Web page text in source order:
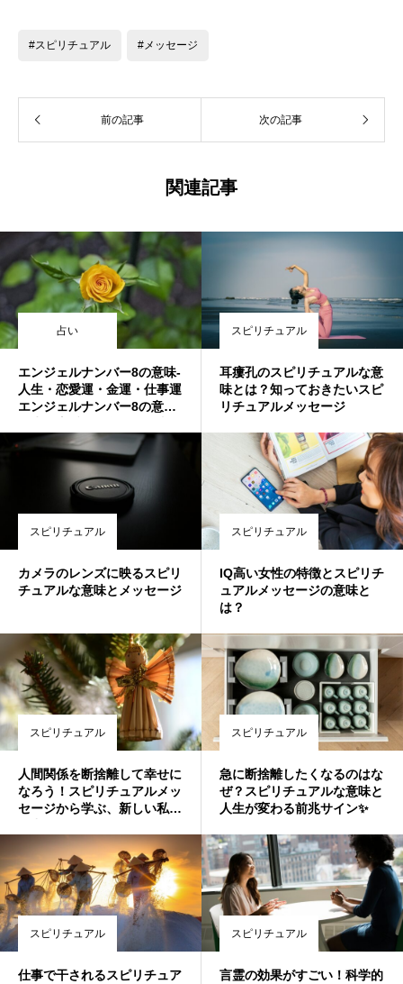
#スピリチュアル #メッセージ
前の記事 次の記事
関連記事
占い
エンジェルナンバー8の意味-
人生・恋愛運・金運・仕事運
エンジェルナンバー8の意味-
エンジェルナンバー8の意味-
人生・恋愛運・金運・仕事運
スピリチュアル
耳瘻孔のスピリチュアルな意
味とは？知っておきたいスピ
リチュアルメッセージ
スピリチュアル
カメラのレンズに映るスピリ
チュアルな意味とメッセージ
スピリチュアル
IQ高い女性の特徴とスピリチ
ュアルメッセージの意味と
は？
スピリチュアル
人間関係を断捨離して幸せに
なろう！スピリチュアルメッ
セージから学ぶ、新しい私と
スピリチュアル
急に断捨離したくなるのはな
ぜ？スピリチュアルな意味と
人生が変わる前兆サイン✨
スピリチュアル
仕事で干されるスピリチュア
スピリチュアル
言霊の効果がすごい！科学的